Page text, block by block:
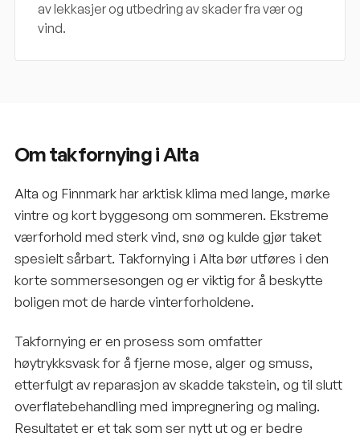
av lekkasjer og utbedring av skader fra vær og
vind.
Om takfornying i Alta
Alta og Finnmark har arktisk klima med lange, mørke
vintre og kort byggesong om sommeren. Ekstreme
værforhold med sterk vind, snø og kulde gjør taket
spesielt sårbart. Takfornying i Alta bør utføres i den
korte sommersesongen og er viktig for å beskytte
boligen mot de harde vinterforholdene.
Takfornying er en prosess som omfatter
høytrykksvask for å fjerne mose, alger og smuss,
etterfulgt av reparasjon av skadde takstein, og til slutt
overflatebehandling med impregnering og maling.
Resultatet er et tak som ser nytt ut og er bedre